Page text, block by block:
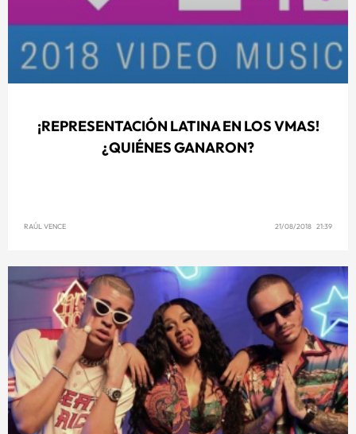
¡REPRESENTACIÓN LATINA EN LOS VMAS!
¿QUIÉNES GANARON?
RAÚL VENCE 21/08/2018 21:39